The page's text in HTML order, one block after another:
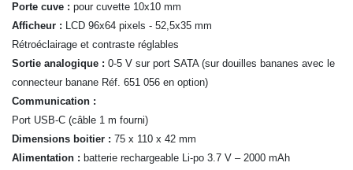
Porte cuve : pour cuvette 10x10 mm
Afficheur : LCD 96x64 pixels - 52,5x35 mm
Rétroéclairage et contraste réglables
Sortie analogique : 0-5 V sur port SATA (sur douilles bananes avec le
connecteur banane Réf. 651 056 en option)
Communication :
Port USB-C (câble 1 m fourni)
Dimensions boitier : 75 x 110 x 42 mm
Alimentation : batterie rechargeable Li-po 3.7 V – 2000 mAh